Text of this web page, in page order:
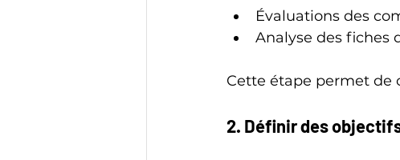
Évaluations des
Analyse des fiches
Cette étape permet de
2. Définir des